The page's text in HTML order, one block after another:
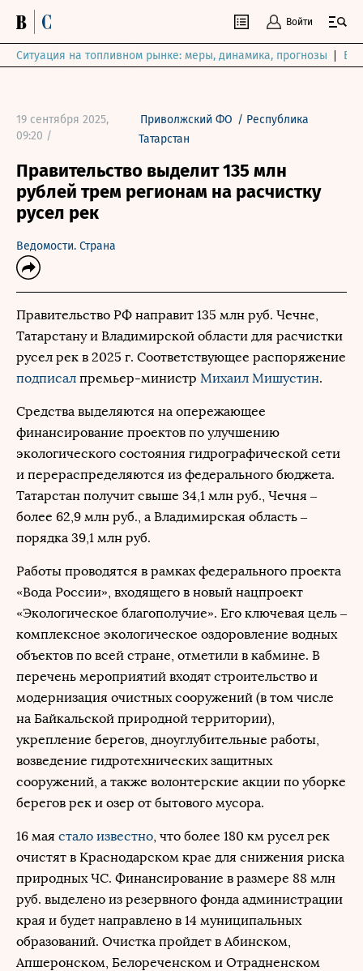
Войти
Ситуация на топливном рынке: меры, динамика, прогнозы
19 сентября 2025,
09:20 /
Приволжский ФО / Республика
Татарстан
Правительство выделит 135 млн
рублей трем регионам на расчистку
русел рек
Ведомости. Страна
Правительство РФ направит 135 млн руб. Чечне,
Татарстану и Владимирской области для расчистки
русел рек в 2025 г. Соответствующее распоряжение
подписал премьер-министр Михаил Мишустин.
Средства выделяются на опережающее
финансирование проектов по улучшению
экологического состояния гидрографической сети
и перераспределяются из федерального бюджета.
Татарстан получит свыше 34,1 млн руб., Чечня –
более 62,9 млн руб., а Владимирская область –
порядка 39,1 млн руб.
Работы проводятся в рамках федерального проекта
«Вода России», входящего в новый нацпроект
«Экологическое благополучие». Его ключевая цель –
комплексное экологическое оздоровление водных
объектов по всей стране, отметили в кабмине. В
перечень мероприятий входят строительство и
модернизация очистных сооружений (в том числе
на Байкальской природной территории),
укрепление берегов, дноуглубительные работы,
возведение гидротехнических защитных
сооружений, а также волонтерские акции по уборке
берегов рек и озер от бытового мусора.
16 мая стало известно, что более 180 км русел рек
очистят в Краснодарском крае для снижения риска
природных ЧС. Финансирование в размере 88 млн
руб. выделено из резервного фонда администрации
края и будет направлено в 14 муниципальных
образований. Очистка пройдет в Абинском,
Апшеронском, Белореченском и Отрадненском